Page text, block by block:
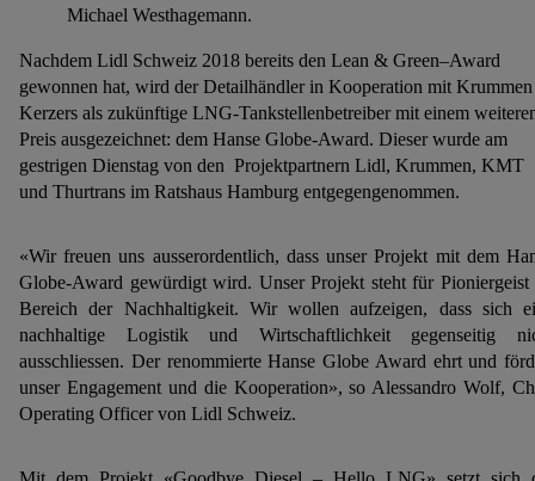
Michael Westhagemann.
Nachdem Lidl Schweiz 2018 bereits den Lean & Green–Award
gewonnen hat, wird der Detailhändler in Kooperation mit Krummen
Kerzers als zukünftige LNG-Tankstellenbetreiber mit einem
Preis ausgezeichnet: dem Hanse Globe-Award. Dieser wurde am
gestrigen Dienstag von den Projektpartnern Lidl, Krummen, KMT
und Thurtrans im Ratshaus Hamburg entgegengenommen.
«Wir freuen uns ausserordentlich, dass unser Projekt mit dem
Globe-Award gewürdigt wird. Unser Projekt steht für Pioniergeist
Bereich der Nachhaltigkeit. Wir wollen aufzeigen, dass sich
nachhaltige Logistik und Wirtschaftlichkeit gegenseitig
ausschliessen. Der renommierte Hanse Globe Award ehrt und
unser Engagement und die Kooperation», so Alessandro Wolf,
Operating Officer von Lidl Schweiz.